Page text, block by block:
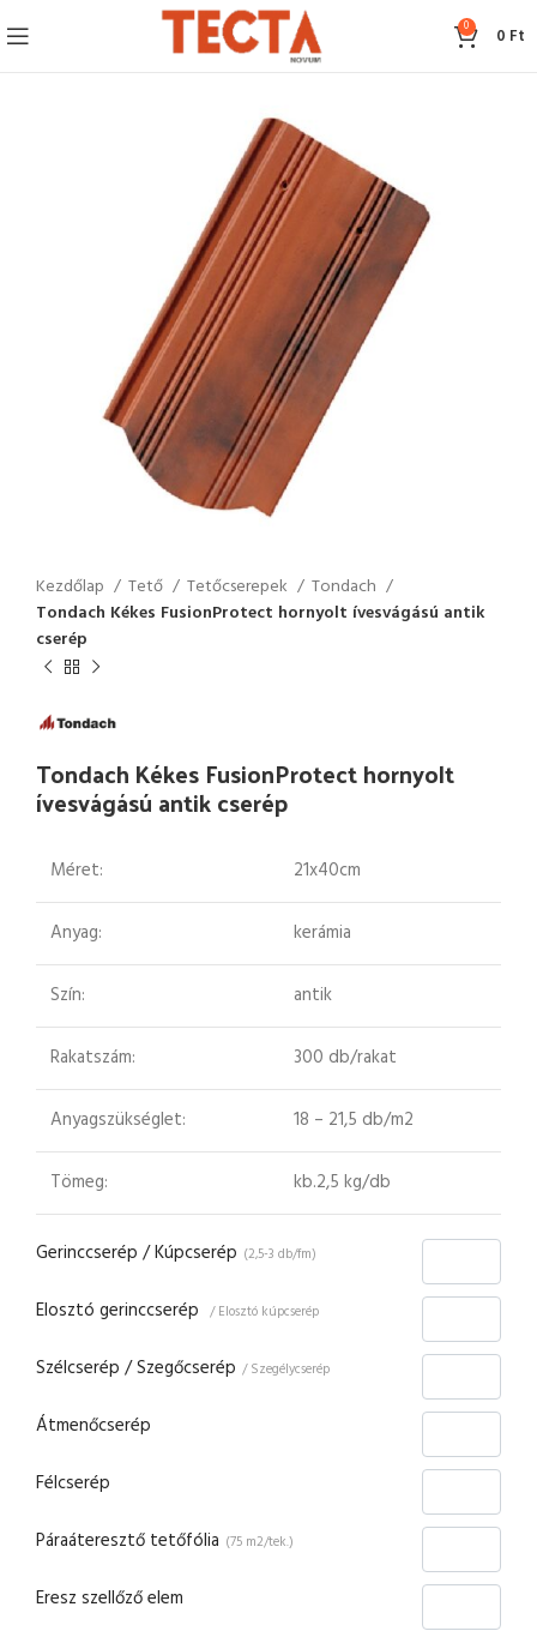
0 0 Ft
Kezdőlap Tető Tetőcserepek
Tondach
Tondach Kékes FusionProtect hornyolt ívesvágású antik
cserép
Tondach Kékes FusionProtect hornyolt
ívesvágású antik cserép
Méret: 21x40cm
Anyag: kerámia
Szín: antik
Rakatszám: 300 db/rakat
Anyagszükséglet: 18 – 21,5 db/m2
Tömeg: kb.2,5 kg/db
Gerinccserép / Kúpcserép (2,5-3 db/fm)
Elosztó gerinccserép / Elosztó kúpcserép
Szélcserép / Szegőcserép / Szegélycserép
Átmenőcserép
Félcserép
Páraáteresztő tetőfólia (75 m2/tek.)
Eresz szellőző elem